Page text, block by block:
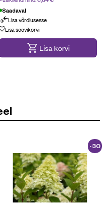
Saadaval
Lisa võrdlusesse
Lisa soovikorvi
Lisa korvi
-30
%